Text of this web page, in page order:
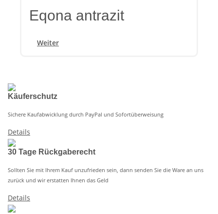
Eqona antrazit
Weiter
Käuferschutz
Sichere Kaufabwicklung durch PayPal und Sofortüberweisung
Details
30 Tage Rückgaberecht
Sollten Sie mit Ihrem Kauf unzufrieden sein, dann senden Sie die Ware an uns
zurück und wir erstatten Ihnen das Geld
Details